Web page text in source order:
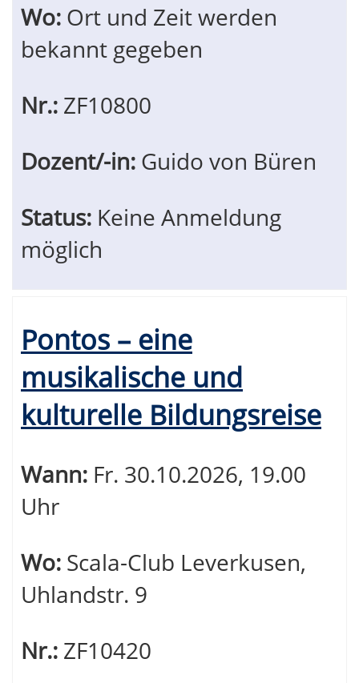
Wo: Ort und Zeit werden
bekannt gegeben
Nr.: ZF10800
Dozent/-in: Guido von Büren
Status: Keine Anmeldung
möglich
Pontos – eine
musikalische und
kulturelle Bildungsreise
Wann: Fr. 30.10.2026, 19.00
Uhr
Wo: Scala-Club Leverkusen,
Uhlandstr. 9
Nr.: ZF10420